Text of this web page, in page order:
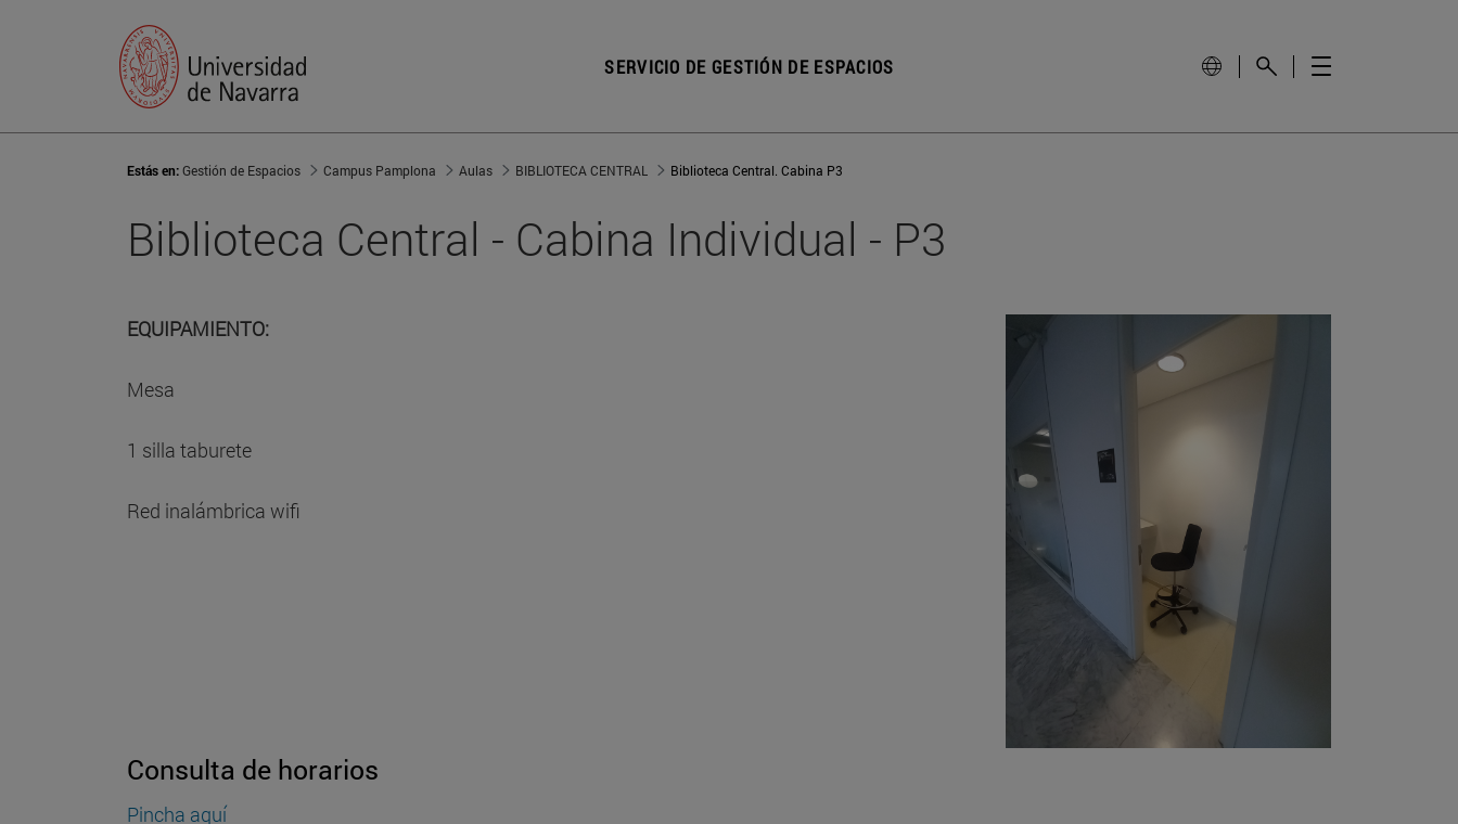
SERVICIO DE GESTIÓN DE ESPACIOS
Estás en:Gestión de Espacios Campus Pamplona Aulas BIBLIOTECA CENTRAL Biblioteca Central. Cabina P3
Biblioteca Central - Cabina Individual - P3
EQUIPAMIENTO:
Mesa
1 silla taburete
Red inalámbrica wifi
Consulta de horarios
Pincha aquí